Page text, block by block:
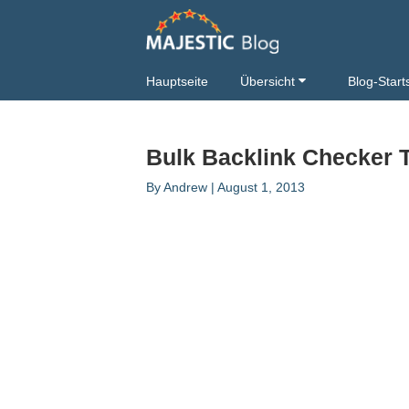
Hauptseite Übersicht Blog-
Bulk Backlink Checker
ByAndrew | August 1, 2013